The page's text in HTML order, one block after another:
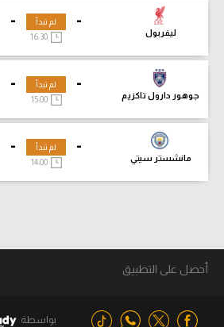
-
ليفربول
- لم تبدأ
-
جوهور دارول تاكزيم
- لم تبدأ
15:00
-
مانشستر سيتي
- لم تبدأ
14:00
أحصل على التطبيق
بواسطة